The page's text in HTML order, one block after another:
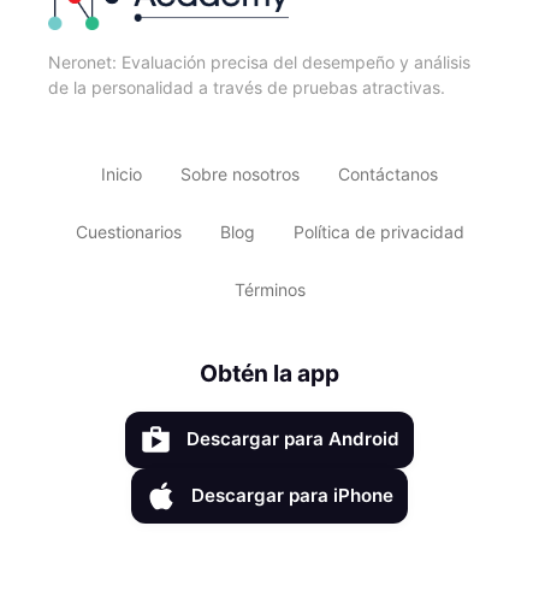
Neronet: Evaluación precisa del desempeño y análisis
de la personalidad a través de pruebas atractivas.
Inicio Sobre nosotros Contáctanos
Cuestionarios Blog Política de privacidad
Términos
Obtén la app
Descargar para Android
Descargar para iPhone